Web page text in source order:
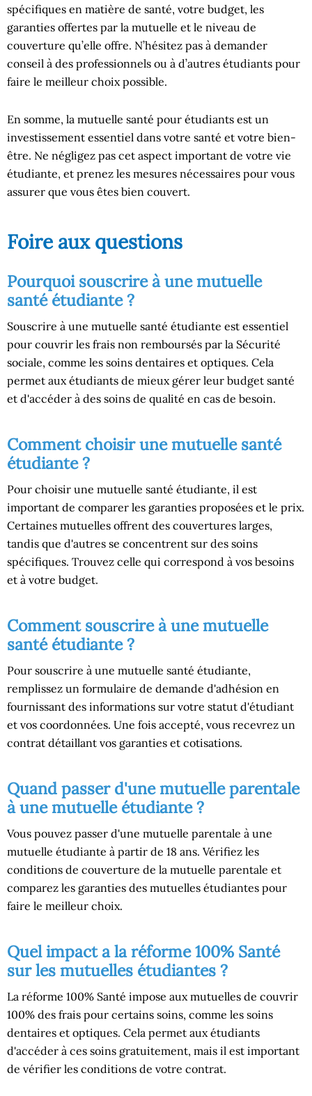
spécifiques en matière de santé, votre budget, les
garanties offertes par la mutuelle et le niveau de
couverture qu’elle offre. N’hésitez pas à demander
conseil à des professionnels ou à d’autres étudiants pour
faire le meilleur choix possible.
En somme, la mutuelle santé pour étudiants est un
investissement essentiel dans votre santé et votre bien-
être. Ne négligez pas cet aspect important de votre vie
étudiante, et prenez les mesures nécessaires pour vous
assurer que vous êtes bien couvert.
Foire aux questions
Pourquoi souscrire à une mutuelle
santé étudiante ?
Souscrire à une mutuelle santé étudiante est essentiel
pour couvrir les frais non remboursés par la Sécurité
sociale, comme les soins dentaires et optiques. Cela
permet aux étudiants de mieux gérer leur budget santé
et d'accéder à des soins de qualité en cas de besoin.
Comment choisir une mutuelle santé
étudiante ?
Pour choisir une mutuelle santé étudiante, il est
important de comparer les garanties proposées et le prix.
Certaines mutuelles offrent des couvertures larges,
tandis que d'autres se concentrent sur des soins
spécifiques. Trouvez celle qui correspond à vos besoins
et à votre budget.
Comment souscrire à une mutuelle
santé étudiante ?
Pour souscrire à une mutuelle santé étudiante,
remplissez un formulaire de demande d'adhésion en
fournissant des informations sur votre statut d'étudiant
et vos coordonnées. Une fois accepté, vous recevrez un
contrat détaillant vos garanties et cotisations.
Quand passer d'une mutuelle parentale
à une mutuelle étudiante ?
Vous pouvez passer d'une mutuelle parentale à une
mutuelle étudiante à partir de 18 ans. Vérifiez les
conditions de couverture de la mutuelle parentale et
comparez les garanties des mutuelles étudiantes pour
faire le meilleur choix.
Quel impact a la réforme 100% Santé
sur les mutuelles étudiantes ?
La réforme 100% Santé impose aux mutuelles de couvrir
100% des frais pour certains soins, comme les soins
dentaires et optiques. Cela permet aux étudiants
d'accéder à ces soins gratuitement, mais il est important
de vérifier les conditions de votre contrat.